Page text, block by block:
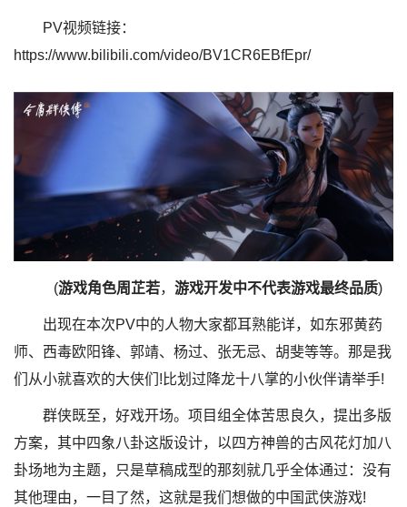
PV视频链接：
https://www.bilibili.com/video/BV1CR6EBfEpr/
(游戏角色周芷若， 游戏开发中不代表游戏最终品质)
出现在本次PV中的人物大家都耳熟能详，如东邪黄药
师、西毒欧阳锋、郭靖、杨过、张无忌、胡斐等等。那是我
们从小就喜欢的大侠们!比划过降龙十八掌的小伙伴请举手!
群侠既至，好戏开场。项目组全体苦思良久，提出多版
方案，其中四象八卦这版设计，以四方神兽的古风花灯加八
卦场地为主题，只是草稿成型的那刻就几乎全体通过：没有
其他理由，一目了然，这就是我们想做的中国武侠游戏!